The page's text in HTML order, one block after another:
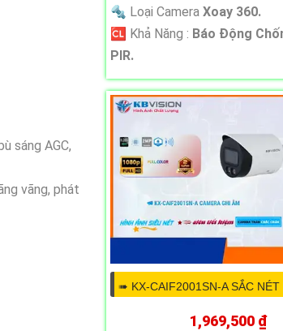
sáng AGC,
vãng, phát
🔩 Loại Camera Xoay 360.
️🆑 Khả Năng : Báo Động
PIR.
➠ KX-CAIF2001SN-A SẮC NÉT
1,969,500 ₫